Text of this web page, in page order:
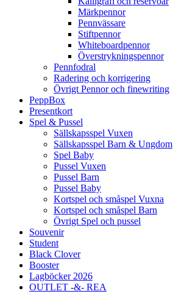
Märkpennor
Pennvässare
Stiftpennor
Whiteboardpennor
Överstrykningspennor
Pennfodral
Radering och korrigering
Övrigt Pennor och finewriting
PeppBox
Presentkort
Spel & Pussel
Sällskapsspel Vuxen
Sällskapsspel Barn & Ungdom
Spel Baby
Pussel Vuxen
Pussel Barn
Pussel Baby
Kortspel och småspel Vuxna
Kortspel och småspel Barn
Övrigt Spel och pussel
Souvenir
Student
Black Clover
Booster
Lagböcker 2026
OUTLET -&- REA